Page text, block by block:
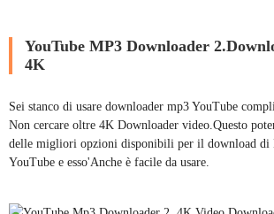
YouTube MP3 Downloader
4K
Sei stanco di usare downloader mp3 YouTube
Non cercare oltre 4K Downloader video.Questo
delle migliori opzioni disponibili per il download di
YouTube e esso'Anche è facile da usare.